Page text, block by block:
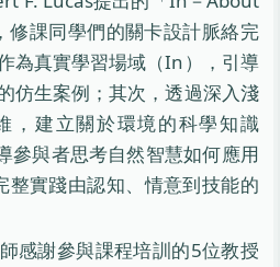
修課同學們的關卡設計脈絡完
為真實學習場域（In），引導
仿生案例；其次，透過深入淺
，建立關於環境的科學知識
參與者思考自然智慧如何應用
整實踐由認知、情意到技能的
感謝參與課程培訓的5位教授